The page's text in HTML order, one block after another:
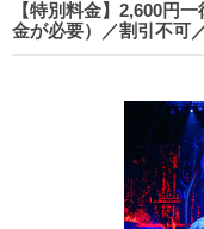
【特別料金】2,600円
金が必要）／割引不可